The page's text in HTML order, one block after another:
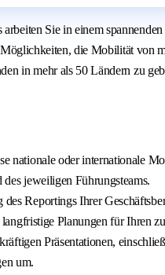
Sie in einem
die Mobilität von
in mehr als 50 Ländern zu
nationale oder internationale
jeweiligen Führungsteams.
Reportings Ihrer
Planungen für Ihren
Präsentationen,
um.